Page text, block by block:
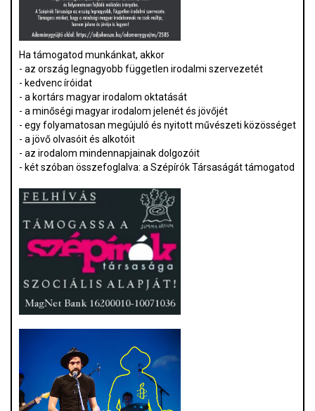
Ha támogatod munkánkat, akkor
- az ország legnagyobb független irodalmi szervezetét
- kedvenc íróidat
- a kortárs magyar irodalom oktatását
- a minőségi magyar irodalom jelenét és jövőjét
- egy folyamatosan megújuló és nyitott művészeti közösséget
- a jövő olvasóit és alkotóit
- az irodalom mindennapjainak dolgozóit
- két szóban összefoglalva: a Szépírók Társaságát támogatod